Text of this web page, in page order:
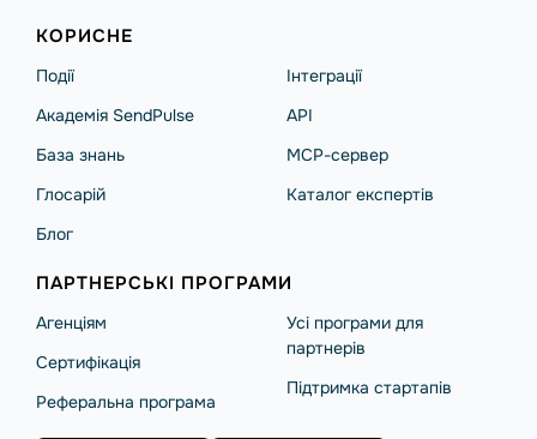
КОРИСНЕ
Події
Академія SendPulse
База знань
Глосарій
Блог
Інтеграції
API
MCP-сервер
Каталог експертів
ПАРТНЕРСЬКІ ПРОГРАМИ
Агенціям
Сертифікація
Реферальна програма
Усі програми для
партнерів
Підтримка стартапів